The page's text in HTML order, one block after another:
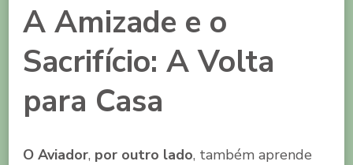
A Amizade e o
Sacrifício: A Volta
para Casa
O Aviador, por outro lado, também aprende